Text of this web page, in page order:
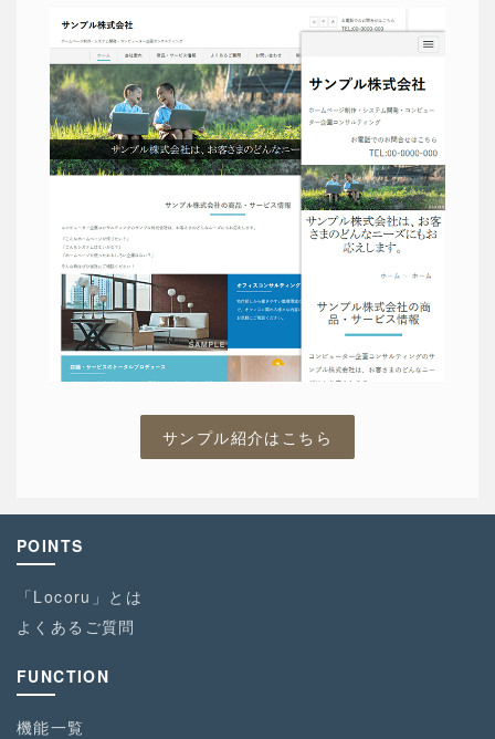
サンプル紹介はこちら
POINTS
「Locoru」とは
よくあるご質問
FUNCTION
機能一覧